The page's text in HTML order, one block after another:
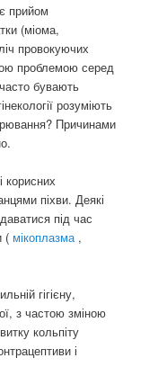
прийом
(міома,
провокуючих
проблемою серед
бувають
розуміють
Причинами
корисних
піхви. Деякі
під час
( мікоплазма ,
гігієну,
з частою зміною
кольпіту
і